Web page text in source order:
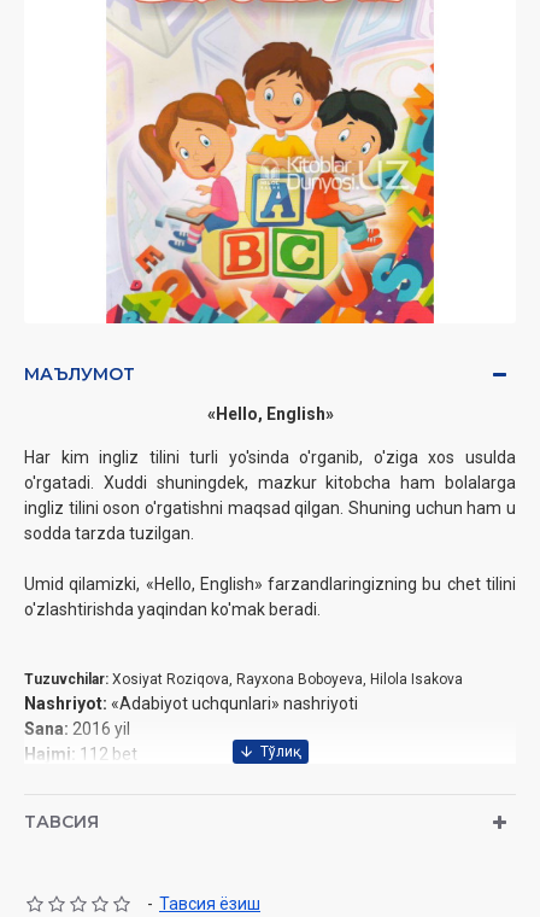
МАЪЛУМОТ
«Hello, English»
Har kim ingliz tilini turli yo'sinda o'rganib, o'ziga xos usulda
o'rgatadi. Xuddi shuningdek, mazkur kitobcha ham bolalarga
ingliz tilini oson o'rgatishni maqsad qilgan. Shuning uchun ham u
sodda tarzda tuzilgan.
Umid qilamizki, «Hello, English» farzandlaringizning bu chet tilini
o'zlashtirishda yaqindan ko'mak beradi.
Tuzuvchilar: Xosiyat Roziqova, Rayxona Boboyeva, Hilola Isakova
Nashriyot: «Adabiyot uchqunlari» nashriyoti
Sanа: 2016 yil
Hajmi: 112 bet
Muqovasi:
ТАВСИЯ
- Тавсия ёзиш